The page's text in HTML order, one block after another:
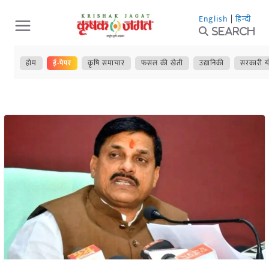
Skip
to
content
English | हिन्दी
Search
होम ई-पेपर कृषि समाचार फसल की खेती उद्यानिकी सरकारी